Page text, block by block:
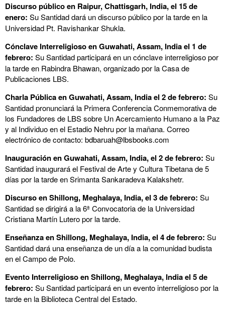
Discurso público en Raipur, Chattisgarh, India, el 15 de
enero: Su Santidad dará un discurso público por la tarde en la
Universidad Pt. Ravishankar Shukla.
Cónclave Interreligioso en Guwahati, Assam, India el 1 de
febrero: Su Santidad participará en un cónclave interreligioso por
la tarde en Rabindra Bhawan, organizado por la Casa de
Publicaciones LBS.
Charla Pública en Guwahati, Assam, India el 2 de febrero: Su
Santidad pronunciará la Primera Conferencia Conmemorativa de
los Fundadores de LBS sobre Un Acercamiento Humano a la Paz
y al Individuo en el Estadio Nehru por la mañana. Correo
electrónico de contacto: bdbaruah@lbsbooks.com
Inauguración en Guwahati, Assam, India, el 2 de febrero: Su
Santidad inaugurará el Festival de Arte y Cultura Tibetana de 5
días por la tarde en Srimanta Sankaradeva Kalakshetr.
Discurso en Shillong, Meghalaya, India, el 3 de febrero: Su
Santidad se dirigirá a la 6ª Convocatoria de la Universidad
Cristiana Martín Lutero por la tarde.
Enseñanza en Shillong, Meghalaya, India, el 4 de febrero: Su
Santidad dará una enseñanza de un día a la comunidad budista
en el Campo de Polo.
Evento Interreligioso en Shillong, Meghalaya, India el 5 de
febrero: Su Santidad participará en un evento interreligioso por la
tarde en la Biblioteca Central del Estado.